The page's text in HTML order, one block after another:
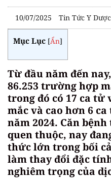
10/07/2025 Tin Tức Y Dược
Mục Lục [Ẩn]
Từ đầu năm đến
86.253 trường hợp
trong đó có 17 ca tử
mắc và cao hơn 6
năm 2024. Căn
quen thuộc, nay
thức lớn trong bối
làm thay đổi đặc
nghiêm trọng của